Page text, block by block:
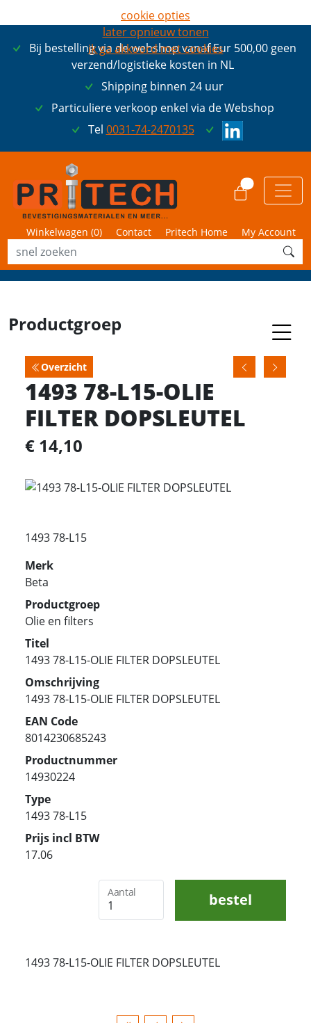
Bij bestelling via de webshop vanaf Eur 500,00 geen
verzend/logistieke kosten in NL
Shipping binnen 24 uur
Particuliere verkoop enkel via de Webshop
Tel 0031-74-2470135
Winkelwagen (0) Contact Pritech Home My Account
Productgroep
Overzicht
1493 78-L15-OLIE
FILTER DOPSLEUTEL
€ 14,10
1493 78-L15
Merk
Beta
Productgroep
Olie en filters
Titel
1493 78-L15-OLIE FILTER DOPSLEUTEL
Omschrijving
1493 78-L15-OLIE FILTER DOPSLEUTEL
EAN Code
8014230685243
Productnummer
14930224
Type
1493 78-L15
Prijs incl BTW
17.06
Aantal bestel
1493 78-L15-OLIE FILTER DOPSLEUTEL
cookie opties
later opnieuw tonen
ik ga akkoord met cookies